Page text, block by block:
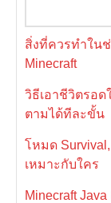
สิ่งที่ควรทำใน
Minecraft
วิธีเอาชีวิตรอ
ตามได้ทีละขั้น
โหมด Survival,
เหมาะกับใคร
Minecraft